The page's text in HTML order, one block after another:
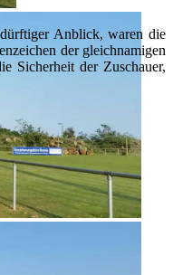
Anblick, waren die
der gleichnamigen
Sicherheit der Zuschauer,